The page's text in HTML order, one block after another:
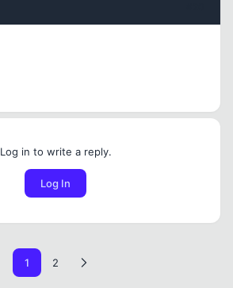
Log in to write a reply.
Log In
1 2